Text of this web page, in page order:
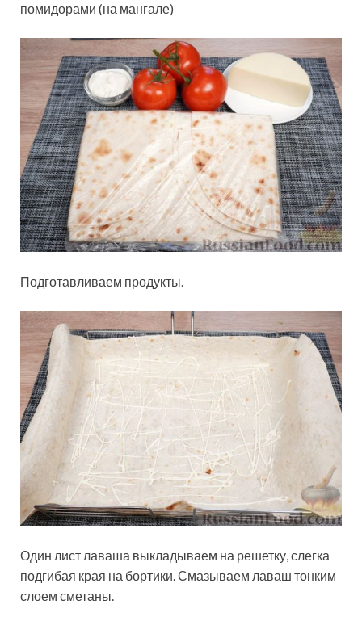
помидорами (на мангале)
Подготавливаем продукты.
Один лист лаваша выкладываем на решетку, слегка
подгибая края на бортики. Смазываем лаваш тонким
слоем сметаны.